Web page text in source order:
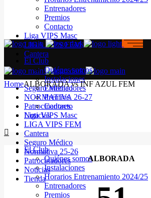
Entrenadores
Premios
Contacto
Liga VIPS Masc
LIGA VIPS FEM
Cantera
Seguro Médico
NORMATIVA 26-27
Patrocinadores
Noticias
El Club
Quiénes somos
Instalaciones
Horarios Entrenamiento 2024/25
Entrenadores
Premios
El Club
Quiénes somos
Instalaciones
Entrenadores
Premios
Contacto
Liga VIPS Masc
LIGA VIPS FEM
Cantera
Seguro Médico
Normativa 25-26
Patrocinadores
Noticias
Tienda
HomeALBORADA vs INF AZUL FEM
ALBORADA